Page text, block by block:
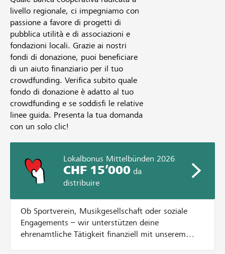
livello regionale, ci impegniamo con
passione a favore di progetti di
pubblica utilità e di associazioni e
fondazioni locali. Grazie ai nostri
fondi di donazione, puoi beneficiare
di un aiuto finanziario per il tuo
crowdfunding. Verifica subito quale
fondo di donazione è adatto al tuo
crowdfunding e se soddisfi le relative
linee guida. Presenta la tua domanda
con un solo clic!
Lokalbonus Mittelbünden 2026
CHF 15’000da
distribuire
Ob Sportverein, Musikgesellschaft oder soziale
Engagements – wir unterstützen deine
ehrenamtliche Tätigkeit finanziell mit unserem